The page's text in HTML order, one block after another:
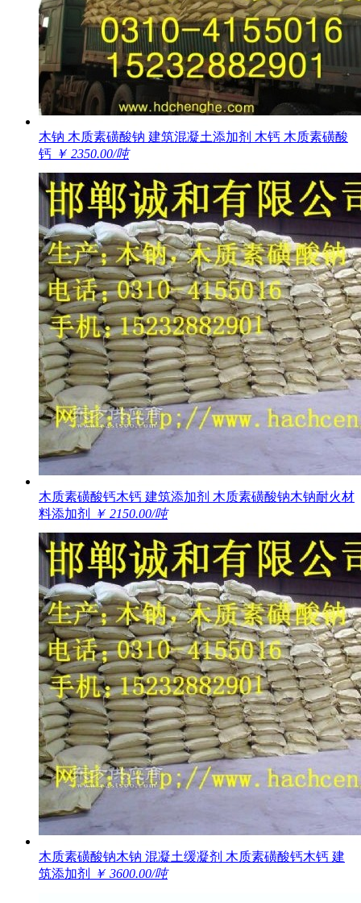
木钠 木质素磺酸钠 建筑混凝土添加剂 木钙 木质素磺酸
钙 ￥ 2350.00/吨
木质素磺酸钙木钙 建筑添加剂 木质素磺酸钠木钠耐火材
料添加剂
￥ 2150.00/吨
木质素磺酸钠木钠 混凝土缓凝剂 木质素磺酸钙木钙 建
筑添加剂
￥ 3600.00/吨